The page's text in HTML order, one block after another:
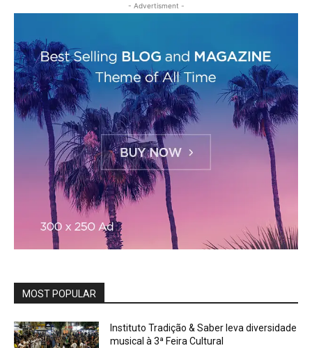
- Advertisment -
MOST POPULAR
Instituto Tradição & Saber leva diversidade
musical à 3ª Feira Cultural